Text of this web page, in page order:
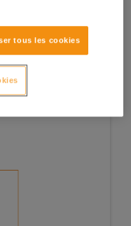
en doigt
tous les cookies